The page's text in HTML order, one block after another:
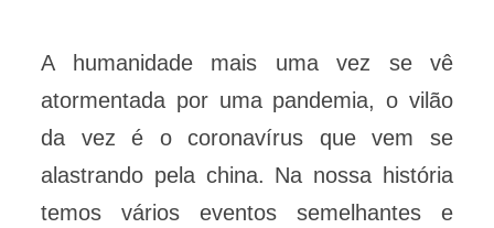
A humanidade mais uma vez se vê
atormentada por uma pandemia, o vilão
da vez é o coronavírus que vem se
alastrando pela china. Na nossa história
temos vários eventos semelhantes e